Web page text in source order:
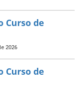
Curso de
2026
Curso de